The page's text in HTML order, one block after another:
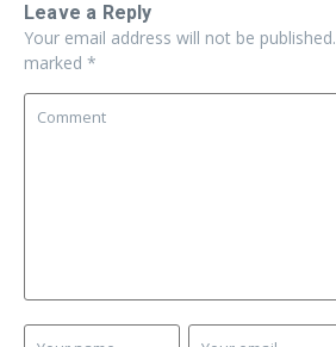
Leave a Reply
Your email address will not be published.
marked *